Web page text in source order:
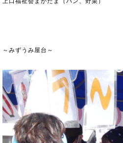
～みずうみ屋台～